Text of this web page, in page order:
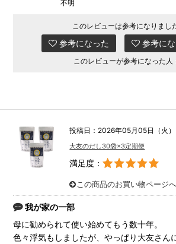
不明
このレビューは参考になりまし
参考になった 参考に
このレビューが参考になった人
投稿日：2026年05月05日（火）
大友のだし30袋×3定期便
満足度：
この商品のお買い物ページへ
我が家の一部
母に勧められて使い始めてもう数十年。
色々浮気もしましたが、やっぱり大友さん